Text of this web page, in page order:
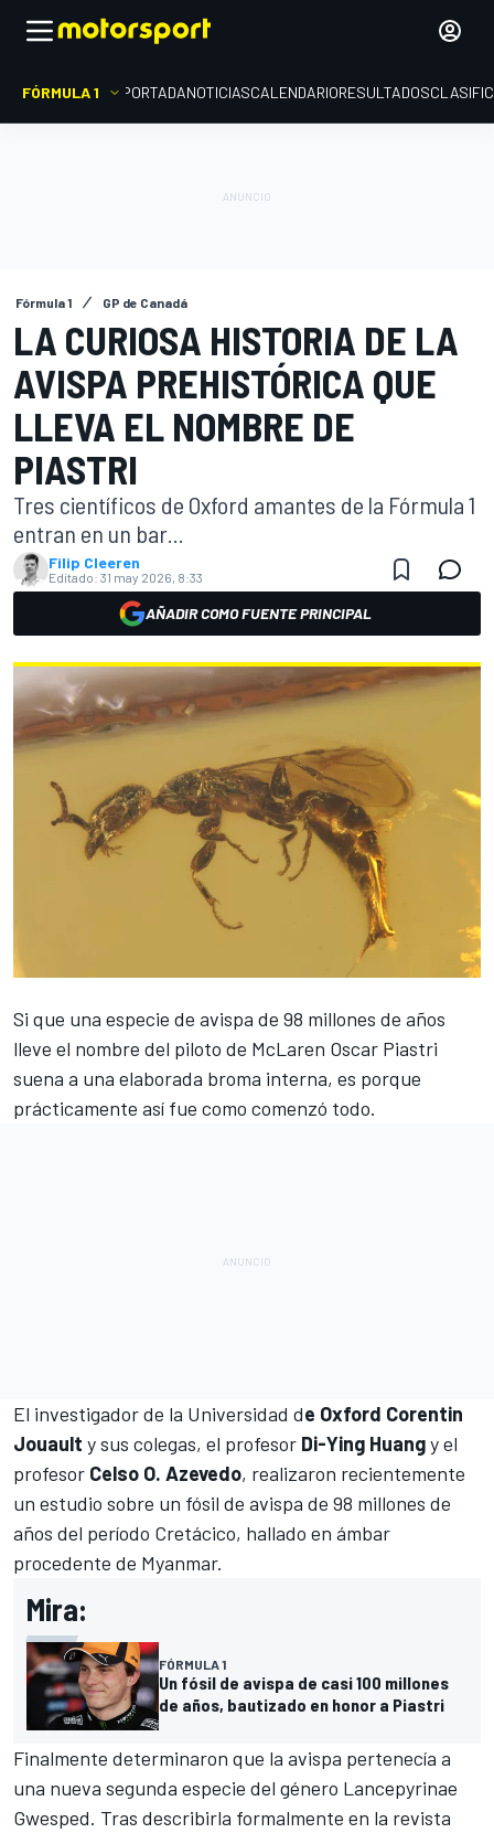
FÓRMULA 1 PORTADANOTICIASCALENDARIORESULTADOS
Fórmula 1 GP de Canadá
LA CURIOSA HISTORIA DE LA
AVISPA PREHISTÓRICA QUE
LLEVA EL NOMBRE DE
PIASTRI
Tres científicos de Oxford amantes de la Fórmula 1
entran en un bar...
Filip Cleeren
Editado: 31 may 2026, 8:33
AÑADIR COMO FUENTE PRINCIPAL
Si que una especie de avispa de 98 millones de años
lleve el nombre del piloto de McLaren Oscar Piastri
suena a una elaborada broma interna, es porque
prácticamente así fue como comenzó todo.
El investigador de la Universidad de Oxford Corentin
Jouault y sus colegas, el profesor Di-Ying Huangy el
profesor Celso O. Azevedo, realizaron recientemente
un estudio sobre un fósil de avispa de 98 millones de
años del período Cretácico, hallado en ámbar
procedente de Myanmar.
Mira:
FÓRMULA 1
Un fósil de avispa de casi 100 millones
de años, bautizado en honor a Piastri
Finalmente determinaron que la avispa pertenecía a
una nueva segunda especie del género Lancepyrinae
Gwesped. Tras describirla formalmente en la revista